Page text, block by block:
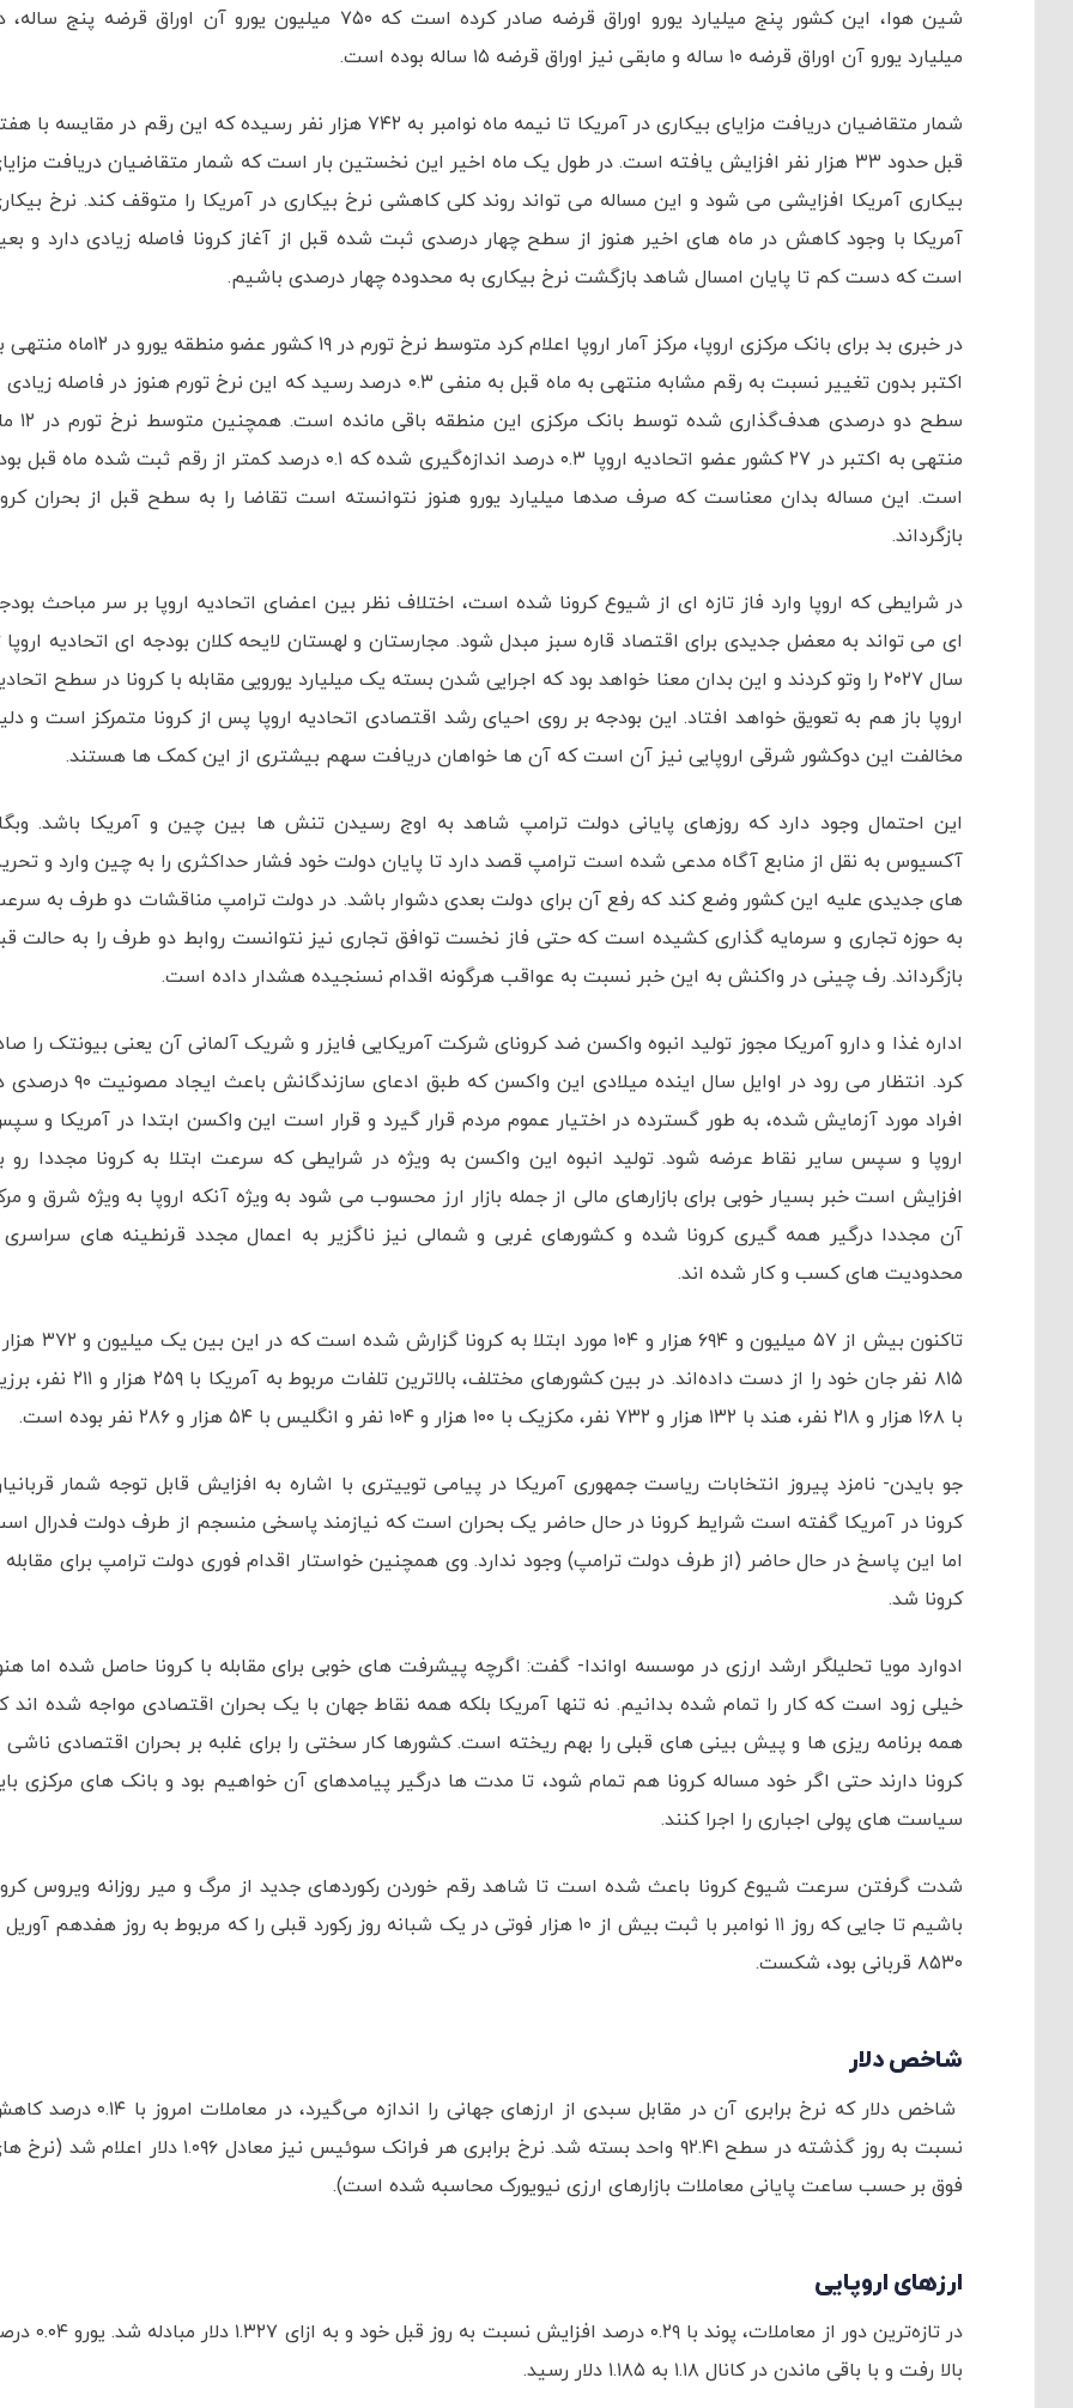
شین هوا، این کشور پنج میلیارد یورو اوراق قرضه صادر کرده است که ۷۵۰ میلیون یورو آن اوراق قرضه پنج
میلیارد یورو آن اوراق قرضه ۱۰ ساله و مابقی نیز اوراق قرضه ۱۵ ساله بوده است.
شمار متقاضیان دریافت مزایای بیکاری در آمریکا تا نیمه ماه نوامبر به ۷۴۲ هزار نفر رسیده که این رقم در مقایسه با
قبل حدود ۳۳ هزار نفر افزایش یافته است. در طول یک ماه اخیر این نخستین بار است که شمار متقاضیان دریافت
بیکاری آمریکا افزایشی می شود و این مساله می تواند روند کلی کاهشی نرخ بیکاری در آمریکا را متوقف کند. نرخ
آمریکا با وجود کاهش در ماه های اخیر هنوز از سطح چهار درصدی ثبت شده قبل از آغاز کرونا فاصله زیادی دارد و
است که دست کم تا پایان امسال شاهد بازگشت نرخ بیکاری به محدوده چهار درصدی باشیم.
در خبری بد برای بانک مرکزی اروپا، مرکز آمار اروپا اعلام کرد متوسط نرخ تورم در ۱۹ کشور عضو منطقه یورو
اکتبر بدون تغییر نسبت به رقم مشابه منتهی به ماه قبل به منفی ۰.۳ درصد رسید که این نرخ تورم هنوز در فاصله
سطح دو درصدی هدف‌گذاری شده توسط
منتهی به اکتبر در ۲۷ کشور عضو اتحادیه اروپا ۰.۳ درصد اندازه‌گیری شده که ۰.۱ درصد کمتر از رقم ثبت شده ماه
است. این مساله بدان معناست که صرف صدها میلیارد یورو هنوز نتوانسته است تقاضا را به سطح قبل از بحران
بازگرداند.
در شرایطی که اروپا وارد فاز تازه ای از شیوع کرونا شده است، اختلاف نظر بین اعضای اتحادیه اروپا بر سر مباحث
ای می تواند به معضل جدیدی برای اقتصاد قاره سبز مبدل شود. مجارستان و لهستان لایحه کلان بودجه ای اتحادیه اروپا
سال ۲۰۲۷ را وتو کردند و این بدان معنا خواهد بود که اجرایی شدن بسته یک میلیارد یورویی مقابله با کرونا در سطح
اروپا باز هم به تعویق خواهد افتاد. این بودجه بر روی احیای رشد اقتصادی اتحادیه اروپا پس از کرونا متمرکز است و
مخالفت این دوکشور شرقی اروپایی نیز آن است که آن ها خواهان دریافت سهم بیشتری از این کمک ها هستند.
این احتمال وجود دارد که روزهای پایانی دولت ترامپ شاهد به اوج رسیدن تنش ها بین چین و آمریکا باشد.
آکسیوس به نقل از منابع آگاه مدعی شده است ترامپ قصد دارد تا پایان دولت خود فشار حداکثری را به چین وارد و
های جدیدی علیه این کشور وضع کند که رفع آن برای دولت بعدی دشوار باشد. در دولت ترامپ مناقشات دو طرف به
به حوزه تجاری و سرمایه گذاری کشیده است که حتی فاز نخست توافق تجاری نیز نتوانست روابط دو طرف را به حالت
بازگرداند. رف چینی در واکنش به این خبر نسبت به عواقب هرگونه اقدام نسنجیده هشدار داده است.
اداره غذا و دارو آمریکا مجوز تولید انبوه واکسن ضد کرونای شرکت آمریکایی فایزر و شریک آلمانی آن یعنی بیونتک را
کرد. انتظار می رود در اوایل سال اینده میلادی این واکسن که طبق ادعای سازندگانش باعث ایجاد
افراد مورد آزمایش شده، به طور گسترده در اختیار عموم مردم قرار گیرد و قرار است این واکسن ابتدا در آمریکا و
اروپا و سپس سایر نقاط عرضه شود. تولید انبوه این واکسن به ویژه در شرایطی که سرعت ابتلا به کرونا مجددا رو
افزایش است خبر بسیار خوبی برای بازارهای مالی از جمله بازار ارز محسوب می شود به ویژه آنکه اروپا به ویژه شرق و
آن مجددا درگیر همه گیری کرونا شده و کشورهای غربی و شمالی نیز ناگزیر به اعمال مجدد قرنطینه های
محدودیت های کسب و کار شده اند.
تاکنون بیش از ۵۷ میلیون و ۶۹۴ هزار و ۱۰۴ مورد ابتلا به کرونا گزارش شده
۸۱۵ نفر جان خود را از دست داده‌اند. در بین کشورهای مختلف، بالاترین تلفات مربوط به آمریکا با
با ۱۶۸ هزار و ۲۱۸ نفر، هند با ۱۳۲ هزار و ۷۳۲ نفر، مکزیک با ۱۰۰ هزار و ۱۰۴ نفر و انگلیس با ۵۴ هزار و ۲۸۶ نفر بوده است.
جو بایدن- نامزد پیروز انتخابات ریاست جمهوری آمریکا در پیامی توییتری با اشاره به افزایش قابل توجه شمار
کرونا در آمریکا گفته است شرایط کرونا در حال حاضر یک بحران است که نیازمند پاسخی منسجم از طرف دولت فدرال
اما این پاسخ در حال حاضر (از طرف دولت ترامپ) وجود ندارد. وی همچنین خواستار اقدام فوری دولت ترامپ برای مقابله
کرونا شد.
ادوارد مویا تحلیلگر ارشد ارزی در موسسه اواندا- گفت: اگرچه پیشرفت های خوبی برای مقابله با کرونا حاصل شده اما
خیلی زود است که کار را تمام شده بدانیم. نه تنها آمریکا بلکه همه نقاط جهان با یک بحران اقتصادی مواجه شده اند
همه برنامه ریزی ها و پیش بینی های قبلی را بهم ریخته است. کشورها کار سختی را برای غلبه بر بحران اقتصادی ناشی
کرونا دارند حتی اگر خود مساله کرونا هم تمام شود، تا مدت ها درگیر پیامدهای آن خواهیم بود و بانک های مرکزی
سیاست های پولی اجباری را اجرا کنند.
شدت گرفتن سرعت شیوع کرونا باعث شده است تا شاهد رقم خوردن رکوردهای جدید از مرگ و میر روزانه ویروس
باشیم تا جایی که روز ۱۱ نوامبر با ثبت بیش از ۱۰ هزار فوتی در یک شبانه روز رکورد قبلی را که مربوط به روز هفدهم
۸۵۳۰ قربانی بود، شکست.
شاخص دلار
شاخص دلار که نرخ برابری آن در مقابل سبدی از ارزهای جهانی را اندازه می‌گیرد، در معاملات امروز
نسبت به روز گذشته در سطح ۹۲.۴۱ واحد بسته شد. نرخ برابری هر فرانک سوئیس نیز معادل ۱.۰۹۶ دلار اعلام
فوق بر حسب ساعت پایانی معاملات بازارهای ارزی نیویورک محاسبه شده است).
ارزهای اروپایی
در تازه‌ترین دور از معاملات، پوند با ۰.۲۹ درصد افزایش نسبت به روز قبل
بالا رفت و با باقی ماندن در کانال ۱.۱۸ به ۱.۱۸۵ دلار رسید.